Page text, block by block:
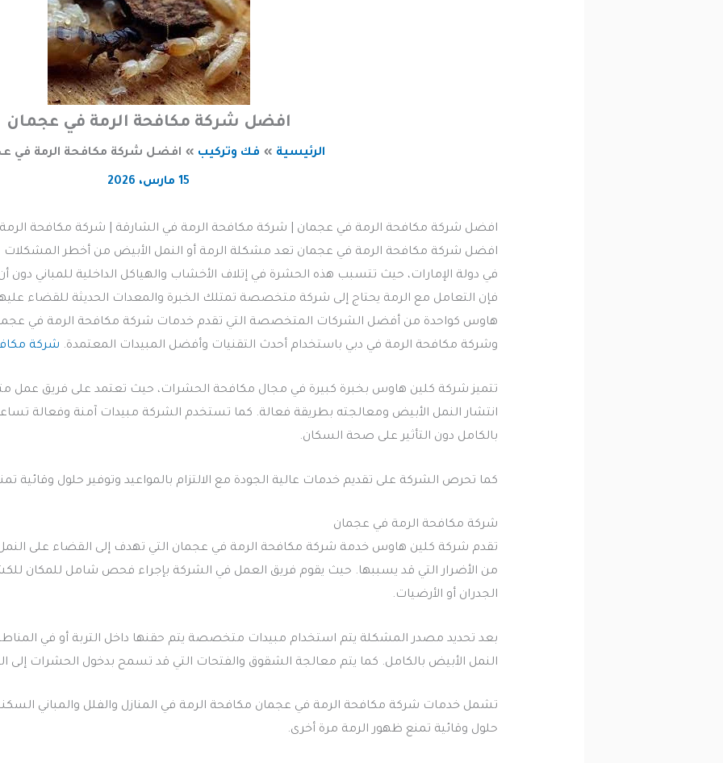
افضل شركة مكافحة الرمة في عجمان
الرئيسية فك وتركيب افضل شركة مكافحة الرمة في
15 مارس، 2026
افضل شركة مكافحة الرمة في عجمان | شركة مكافحة الرمة في الشارقة | شركة مكافحة
افضل شركة مكافحة الرمة في عجمان تعد مشكلة الرمة أو النمل الأبيض من أخطر المشكلات
في دولة الإمارات، حيث تتسبب هذه الحشرة في إتلاف الأخشاب والهياكل الداخلية للمباني دون
فإن التعامل مع الرمة يحتاج إلى شركة متخصصة تمتلك الخبرة والمعدات الحديثة للقضاء
هاوس كواحدة من أفضل الشركات المتخصصة التي تقدم خدمات شركة مكافحة الرمة في
وشركة مكافحة الرمة في دبي باستخدام أحدث التقنيات وأفضل المبيدات المعتمدة. شركة
تتميز شركة كلين هاوس بخبرة كبيرة في مجال مكافحة الحشرات، حيث تعتمد على فريق
انتشار النمل الأبيض ومعالجته بطريقة فعالة. كما تستخدم الشركة مبيدات آمنة وفعالة
بالكامل دون التأثير على صحة السكان.
كما تحرص الشركة على تقديم خدمات عالية الجودة مع الالتزام بالمواعيد وتوفير حلول وقائية
شركة مكافحة الرمة في عجمان
تقدم شركة كلين هاوس خدمة شركة مكافحة الرمة في عجمان التي تهدف إلى القضاء على النمل
من الأضرار التي قد يسببها. حيث يقوم فريق العمل في الشركة بإجراء فحص شامل للمكان
الجدران أو الأرضيات.
بعد تحديد مصدر المشكلة يتم استخدام مبيدات متخصصة يتم حقنها داخل التربة أو في
النمل الأبيض بالكامل. كما يتم معالجة الشقوق والفتحات التي قد تسمح بدخول الحشرات إلى
تشمل خدمات شركة مكافحة الرمة في عجمان مكافحة الرمة في المنازل والفلل والمباني
حلول وقائية تمنع ظهور الرمة مرة أخرى.